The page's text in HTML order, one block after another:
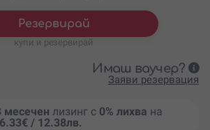
Резервирай
купи и резервирай
Имаш ваучер?
Заяви резервация
месечен лизинг с 0% лихва на
6.33€ / 12.38лв.